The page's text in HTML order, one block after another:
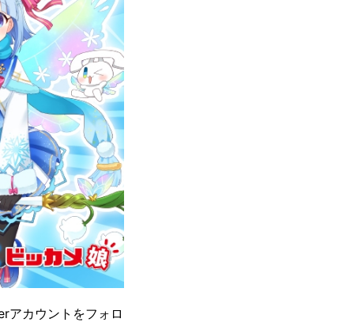
アカウントをフォロ